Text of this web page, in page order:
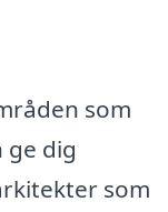
som
ge dig
som